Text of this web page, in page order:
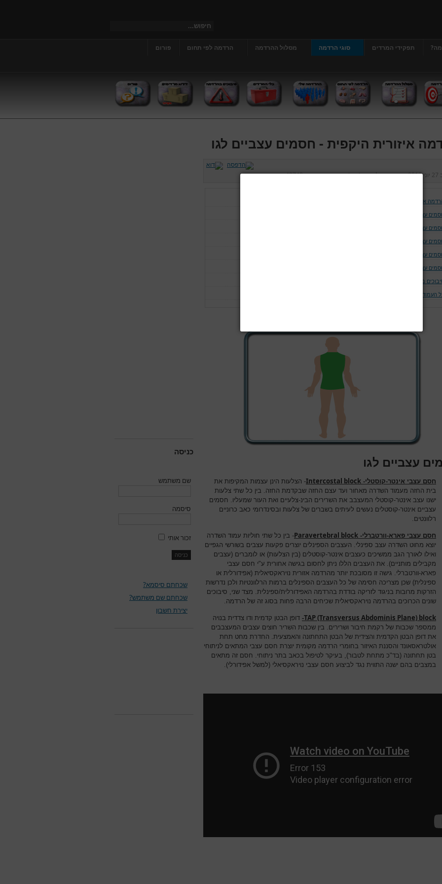
תפקידי המרדים סוגי הרדמה מסלול ההרדמה הרדמה לפי תחום
פורום
איזורית היקפית - חסמים עצביים לגו
27 יוני 2013 נכתב על ידידר' גרג'י יונתן כניסות:48748
איזורית היקפית
עצביים לראש
עצביים לצוואר
עצביים לגפה העליונה
עצביים לגו
עצביים לגפה התחתונה
בחסמים עצביים
העמודים
עצביים לגו
חסם עצבי אינטר-קוסטלי- Intercostal block- הצלעות הינן עצמות המקיפות את
בית החזה מעמוד השדרה מאחור ועד עצם החזה שבקדמת החזה. בין כל שתי צלעות
ישנו עצב אינטר-קוסטלי המעצבב את השרירים הבינ-צלעיים ואת העור שמעליו. חסמים
עצביים אינטר-קוסטלים נעשים לעיתים בשברים של צלעות ובסינדרומי כאב כרוניים
רלוונטים.
חסם עצבי פארא-וורטברלי- Paravertebral block- בין כל שתי חוליות עמוד השדרה
יוצא מחוט השדרה עצב ספינלי. העצבים הספינלים יוצרים פקעות עצבים בשורשי הגפיים
ואילו לאורך הגב ממשיכים כעצבים אינטר-קוסטלים (בין הצלעות) או לומברים (עצבים
מקבילים מותניים). את העצבים הללו ניתן לחסום בגישה אחורית ע"י חסם עצבי
פארא-וורטברלי. גישה זו מסובכת יותר מהרדמה אזורית נויראקסיאלית (אפידורלית או
ספינלית) שכן מצריכה חסימה של כל העצבים הספינלים ברמות הרלוונטיות ולכן נדרשות
הזרקות מרובות בניגוד לזריקה בודדת בהרדמה האפידורלית/ספינלית. מצד שני, סיבוכים
שונים הכרוכים בהרדמה נויראקסיאלית שכיחים הרבה פחות בסוג זה של הרדמה.
TAP (Transversus Abdominis Plane) block
- דופן הבטן קדמית ודו צדדית בנויה
ממספר שכבות של רקמת חיבור ושרירים. בין שכבות השריר חוצים עצבים המעצבבים
את דופן הבטן הקדמית והצידית של הבטן התחתונה והאמצעית. החדרת מחט תחת
אולטראסאונד והסננת האיזור בחומרי הרדמה מקומית יוצרת חסם עצבי המתאים לניתוחי
בטן תחתונה (בד"כ מתחת לטבור), בעיקר לטיפול בכאב בתר ניתוחי. חסם זה מתאים
במצבים בהם ישנה התווית נגד לביצוע חסם עצבי נויראקסיאלי (למשל אפידורלי).
כניסה
שם משתמש
סיסמה
זכור אותי
שכחתם סיסמא?
שכחתם שם משתמש?
יצירת חשבון